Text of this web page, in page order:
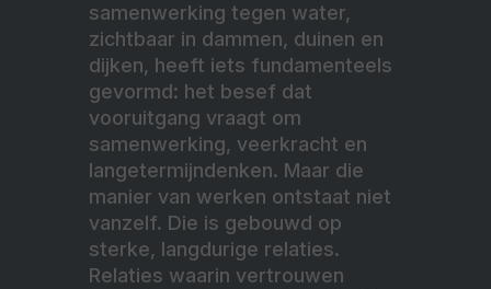
samenwerking tegen water,
zichtbaar in dammen, duinen en
dijken, heeft iets fundamenteels
gevormd: het besef dat
vooruitgang vraagt om
samenwerking, veerkracht en
langetermijndenken. Maar die
manier van werken ontstaat niet
vanzelf. Die is gebouwd op
sterke, langdurige relaties.
Relaties waarin vertrouwen